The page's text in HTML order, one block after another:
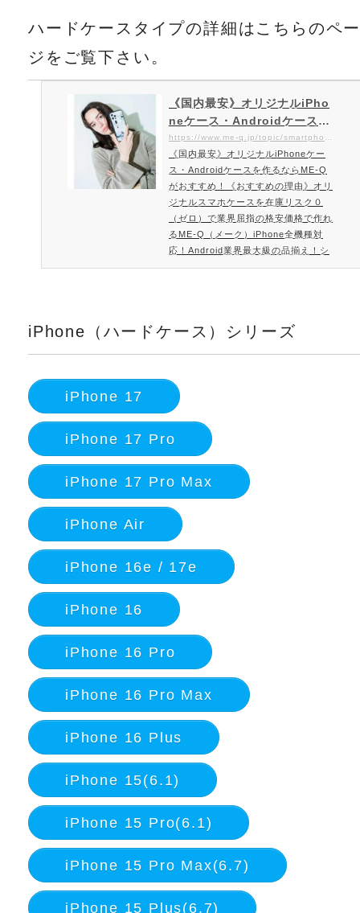
ハードケースタイプの詳細はこちらのペ
ジをご覧下さい。
《国内最安》オリジナルiPho
neケース・Androidケースを
作るならME-Qがおすすめ！ https://www.me-q.jp/topic/smartphone-uv#a
《国内最安》オリジナルiPhoneケー
ス・Androidケースを作るならME-Q
がおすすめ！《おすすめの理由》オリ
ジナルスマホケースを在庫リスク０
（ゼロ）で業界屈指の格安価格で作れ
るME-Q（メーク）iPhone全機種対
応！Android業界最大級の品揃え！シ
ョップ購入より安い!? ME-Qのオリジ
に入ったスマホケースがない」という
方が安くなるME-Qのスマホケース作
成サー…
iPhone（ハードケース）シリーズ
iPhone 17
iPhone 17 Pro
iPhone 17 Pro Max
iPhone Air
iPhone 16e / 17e
iPhone 16
iPhone 16 Pro
iPhone 16 Pro Max
iPhone 16 Plus
iPhone 15(6.1)
iPhone 15 Pro(6.1)
iPhone 15 Pro Max(6.7)
iPhone 15 Plus(6.7)